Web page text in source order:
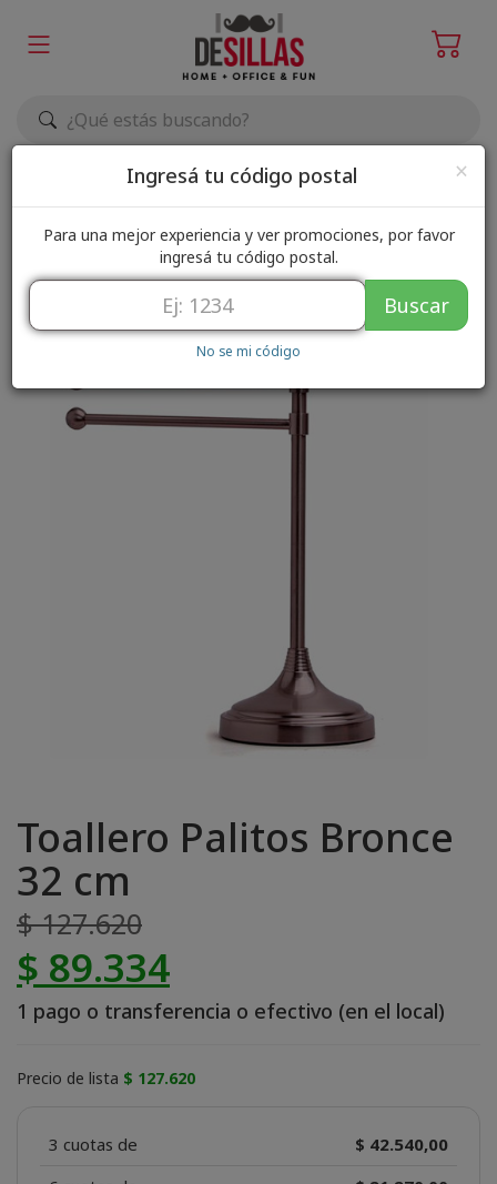
Elegir zona de envío
Toallero Palitos Bronce
32 cm
$ 127.620
$ 89.334
1 pago o transferencia o efectivo (en el local)
Precio de lista $ 127.620
3 cuotas de
$ 42.540,00
×
Ingresá tu código postal
Para una mejor experiencia y ver promociones, por favor
ingresá tu código postal.
Buscar
No se mi código